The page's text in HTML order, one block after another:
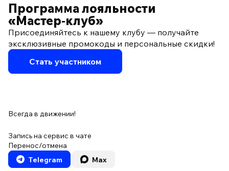
Программа лояльности
«Мастер‑клуб»
Присоединяйтесь к нашему клубу — получайте
эксклюзивные промокоды и персональные скидки!
Стать участником
Всегда в движении!
Запись на сервис в чате
Перенос/отмена
Telegram
Max